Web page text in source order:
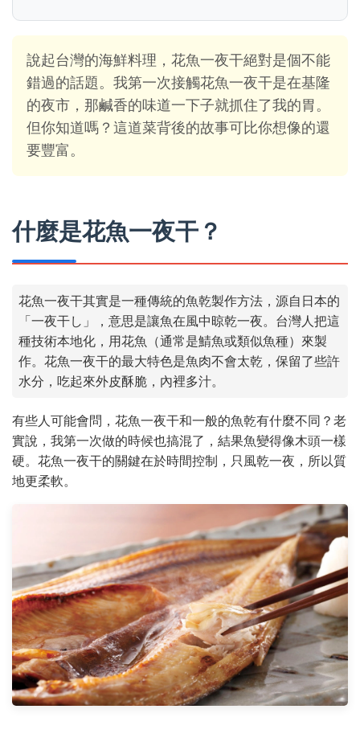
說起台灣的海鮮料理，花魚一夜干絕對是個不能
錯過的話題。我第一次接觸花魚一夜干是在基隆
的夜市，那鹹香的味道一下子就抓住了我的胃。
但你知道嗎？這道菜背後的故事可比你想像的還
要豐富。
什麼是花魚一夜干？
花魚一夜干其實是一種傳統的魚乾製作方法，源自日本的
「一夜干し」，意思是讓魚在風中晾乾一夜。台灣人把這
種技術本地化，用花魚（通常是鯖魚或類似魚種）來製
作。花魚一夜干的最大特色是魚肉不會太乾，保留了些許
水分，吃起來外皮酥脆，內裡多汁。
有些人可能會問，花魚一夜干和一般的魚乾有什麼不同？老
實說，我第一次做的時候也搞混了，結果魚變得像木頭一樣
硬。花魚一夜干的關鍵在於時間控制，只風乾一夜，所以質
地更柔軟。